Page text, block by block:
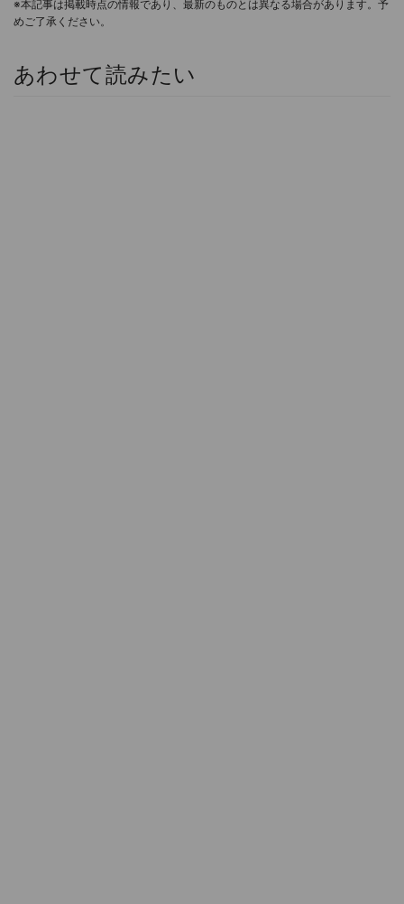
※本記事は掲載時点の情報であり、最新のものとは異なる場合があります。予
めご了承ください。
あわせて読みたい